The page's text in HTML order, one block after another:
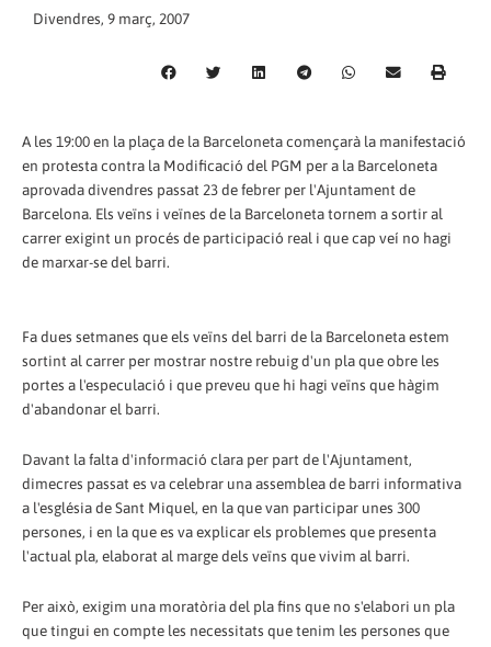
Divendres, 9 març, 2007
A les 19:00 en la plaça de la Barceloneta començarà la manifestació
en protesta contra la Modificació del PGM per a la Barceloneta
aprovada divendres passat 23 de febrer per l'Ajuntament de
Barcelona. Els veïns i veïnes de la Barceloneta tornem a sortir al
carrer exigint un procés de participació real i que cap veí no hagi
de marxar-se del barri.
Fa dues setmanes que els veïns del barri de la Barceloneta estem
sortint al carrer per mostrar nostre rebuig d'un pla que obre les
portes a l'especulació i que preveu que hi hagi veïns que hàgim
d'abandonar el barri.
Davant la falta d'informació clara per part de l'Ajuntament,
dimecres passat es va celebrar una assemblea de barri informativa
a l'església de Sant Miquel, en la que van participar unes 300
persones, i en la que es va explicar els problemes que presenta
l'actual pla, elaborat al marge dels veïns que vivim al barri.
Per això, exigim una moratòria del pla fins que no s'elabori un pla
que tingui en compte les necessitats que tenim les persones que